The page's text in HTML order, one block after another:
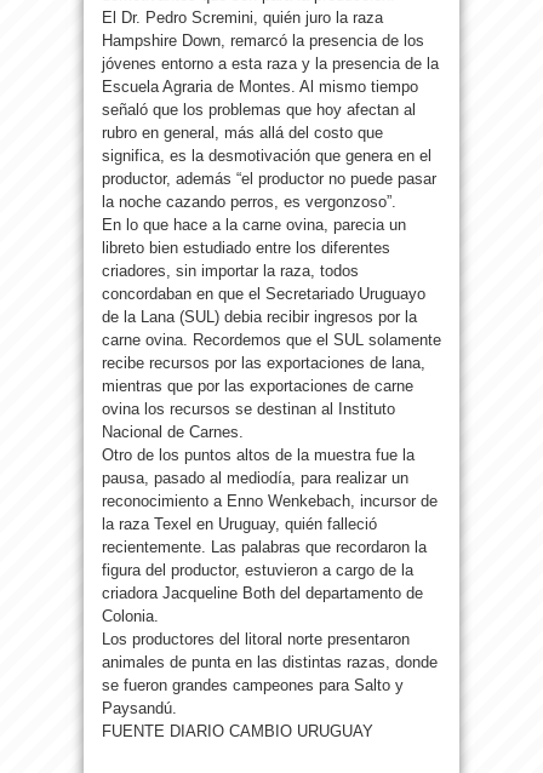
El Dr. Pedro Scremini, quién juro la raza
Hampshire Down, remarcó la presencia de los
jóvenes entorno a esta raza y la presencia de la
Escuela Agraria de Montes. Al mismo tiempo
señaló que los problemas que hoy afectan al
rubro en general, más allá del costo que
significa, es la desmotivación que genera en el
productor, además “el productor no puede pasar
la noche cazando perros, es vergonzoso”.
En lo que hace a la carne ovina, parecia un
libreto bien estudiado entre los diferentes
criadores, sin importar la raza, todos
concordaban en que el Secretariado Uruguayo
de la Lana (SUL) debia recibir ingresos por la
carne ovina. Recordemos que el SUL solamente
recibe recursos por las exportaciones de lana,
mientras que por las exportaciones de carne
ovina los recursos se destinan al Instituto
Nacional de Carnes.
Otro de los puntos altos de la muestra fue la
pausa, pasado al mediodía, para realizar un
reconocimiento a Enno Wenkebach, incursor de
la raza Texel en Uruguay, quién falleció
recientemente. Las palabras que recordaron la
figura del productor, estuvieron a cargo de la
criadora Jacqueline Both del departamento de
Colonia.
Los productores del litoral norte presentaron
animales de punta en las distintas razas, donde
se fueron grandes campeones para Salto y
Paysandú.
FUENTE DIARIO CAMBIO URUGUAY